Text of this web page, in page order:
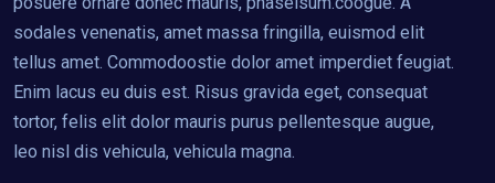
sodales venenatis, amet massa fringilla, euismod elit
tellus amet. Commodoostie dolor amet imperdiet feugiat.
Enim lacus eu duis est. Risus gravida eget, consequat
tortor, felis elit dolor mauris purus pellentesque augue,
leo nisl dis vehicula, vehicula magna.